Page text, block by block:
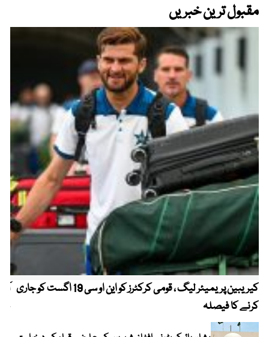
مقبول ترین خبریں
کیریبین پریمیئر لیگ ، قومی کرکٹرز کو این او سی 19 اگست کو جاری
کرنے کا فیصلہ